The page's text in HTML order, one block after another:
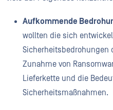
Aufkommende
wollten die sich
Zunahme von
Lieferkette und die
Sicherheitsmaßnahmen.